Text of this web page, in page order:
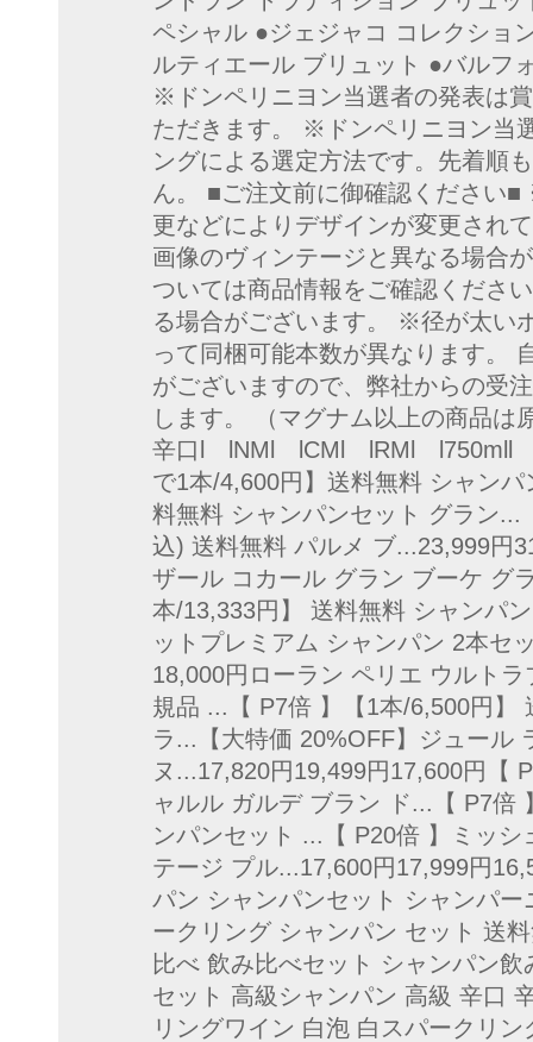
ペシャル ●ジェジャコ コレクショ
ルティエール ブリュット ●バルフ
※ドンペリニヨン当選者の発表は
ただきます。 ※ドンペリニヨン当
ングによる選定方法です。先着順
ん。 ■ご注文前に御確認ください
更などによりデザインが変更され
画像のヴィンテージと異なる場合
ついては商品情報をご確認くださ
る場合がございます。 ※径が太い
って同梱可能本数が異なります。
がございますので、弊社からの受
します。 （マグナム以上の商品
辛口l lNMl lCMl lRMl l750mll
で1本/4,600円】送料無料 シャン
料無料 シャンパンセット グラン...
込) 送料無料 パルメ ブ...23,999円
ザール コカール グラン ブーケ グ
本/13,333円】 送料無料 シャンパ
ットプレミアム シャンパン 2本セ
18,000円ローラン ペリエ ウルト
規品 ...【 P7倍 】【1本/6,500円】
ラ...【大特価 20%OFF】ジュール
ヌ...17,820円19,499円17,600円【
ャルル ガルデ ブラン ド...【 P7倍
ンパンセット ...【 P20倍 】ミッ
テージ プル...17,600円17,999円
パン シャンパンセット シャンパ
ークリング シャンパン セット 送
比べ 飲み比べセット シャンパン
セット 高級シャンパン 高級 辛口
リングワイン 白泡 白スパークリ